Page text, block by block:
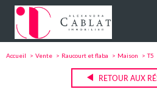
Accueil Vente Raucourt et flaba Maison T5
RETOUR AUX